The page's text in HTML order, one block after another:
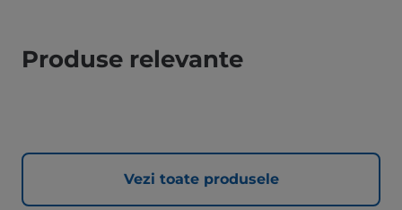
Produse relevante
Vezi toate produsele